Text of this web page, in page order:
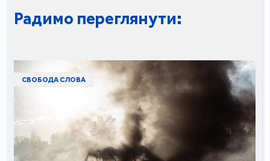
Радимо переглянути:
СВОБОДА СЛОВА